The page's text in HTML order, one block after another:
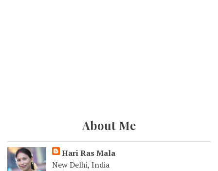
About Me
Hari Ras Mala
New Delhi, India